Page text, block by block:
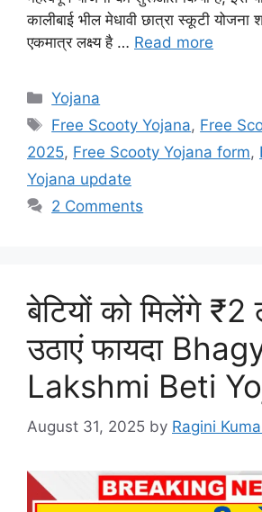
कालीबाई भील मेधावी छात्रा स्कूटी योजना
एकमात्र लक्ष्य है … Read more
Categories
Yojana
Tags
Free Scooty Yojana, Free
2025, Free Scooty Yojana form,
Yojana update
2 Comments
बेटियों को मिलेंगे
उठाएं फायदा
Lakshmi Beti
August 31, 2025 by Ragini